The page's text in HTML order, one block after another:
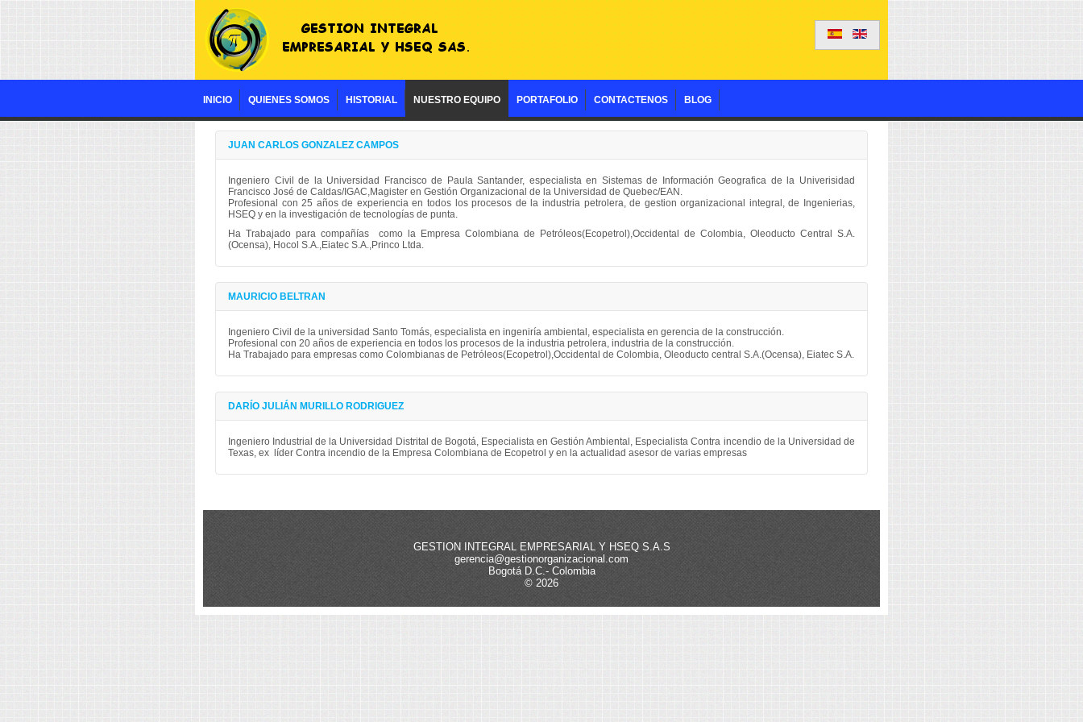
HSEQ
INICIO QUIENES SOMOS HISTORIAL NUESTRO EQUIPO PORTAFOLIO CONTACTENOS BLOG
JUAN CARLOS GONZALEZ CAMPOS
Ingeniero Civil de la Universidad Francisco de Paula Santander, especialista en Sistemas de Información Geografica de la Univerisidad
Francisco José de Caldas/IGAC,Magister en Gestión Organizacional de la Universidad de Quebec/EAN.
Profesional con 25 años de experiencia en todos los procesos de la industria petrolera, de gestion organizacional integral, de Ingenierias,
HSEQ y en la investigación de tecnologías de punta.
Ha Trabajado para compañías como la Empresa Colombiana de Petróleos(Ecopetrol),Occidental de Colombia, Oleoducto Central S.A.
(Ocensa), Hocol S.A.,Eiatec S.A.,Princo Ltda.
MAURICIO BELTRAN
Ingeniero Civil de la universidad Santo Tomás, especialista en ingeniría ambiental, especialista en gerencia de la construcción.
Profesional con 20 años de experiencia en todos los procesos de la industria petrolera, industria de la construcción.
Ha Trabajado para empresas como Colombianas de Petróleos(Ecopetrol),Occidental de Colombia, Oleoducto central S.A.(Ocensa), Eiatec S.A.
DARÍO JULIÁN MURILLO RODRIGUEZ
Ingeniero Industrial de la Universidad Distrital de Bogotá, Especialista en Gestión Ambiental, Especialista Contra incendio de la Universidad de
Texas, ex líder Contra incendio de la Empresa Colombiana de Ecopetrol y en la actualidad asesor de varias empresas
GESTION INTEGRAL EMPRESARIAL Y HSEQ S.A.S
gerencia@gestionorganizacional.com
Bogotá D.C.- Colombia
© 2026